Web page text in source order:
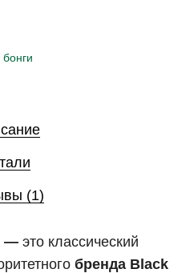
(1)
— это классический
бренда Black